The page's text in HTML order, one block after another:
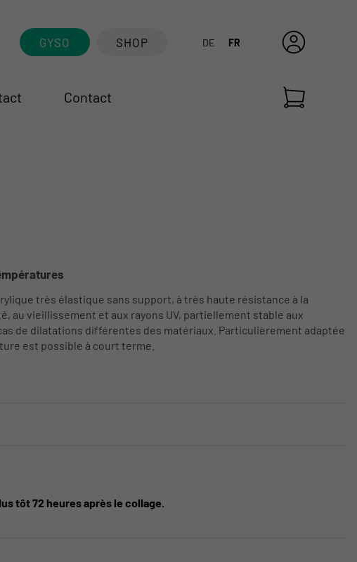
GYSO SHOP DE FR
Contact
très élastique sans support, à très haute résistance à la
au vieillissement et aux rayons UV, partiellement stable aux
de dilatations différentes des matériaux. Particulièrement adaptée
est possible à court terme.
tôt 72 heures après le collage.